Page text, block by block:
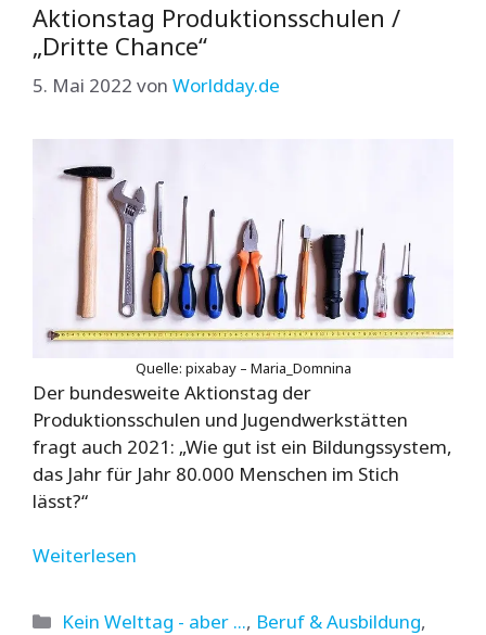
Aktionstag Produktionsschulen /
„Dritte Chance“
5. Mai 2022 von Worldday.de
Quelle: pixabay – Maria_Domnina
Der bundesweite Aktionstag der
Produktionsschulen und Jugendwerkstätten
fragt auch 2021: „Wie gut ist ein Bildungssystem,
das Jahr für Jahr 80.000 Menschen im Stich
lässt?“
Weiterlesen
Kategorien
Kein Welttag - aber ..., Beruf & Ausbildung,